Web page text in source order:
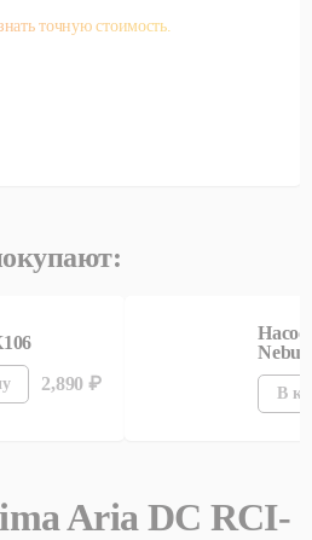
точную стоимость.
2,890₽ В
Aria DC RCI-